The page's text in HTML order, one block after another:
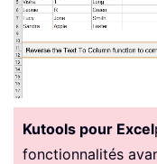
Kutools pour Excel
fonctionnalités